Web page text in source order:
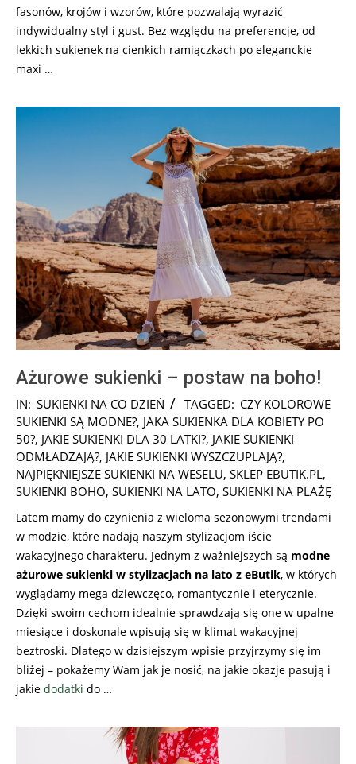
fasonów, krojów i wzorów, które pozwalają wyrazić
indywidualny styl i gust. Bez względu na preferencje, od
lekkich sukienek na cienkich ramiączkach po eleganckie
maxi …
Ażurowe sukienki – postaw na boho!
2026-
05-
13
IN: SUKIENKI NA CO DZIEŃ TAGGED: CZY KOLOROWE
SUKIENKI SĄ MODNE?, JAKA SUKIENKA DLA KOBIETY PO
50?, JAKIE SUKIENKI DLA 30 LATKI?, JAKIE SUKIENKI
ODMŁADZAJĄ?, JAKIE SUKIENKI WYSZCZUPLAJĄ?,
NAJPIĘKNIEJSZE SUKIENKI NA WESELU, SKLEP EBUTIK.PL,
SUKIENKI BOHO, SUKIENKI NA LATO, SUKIENKI NA PLAŻĘ
Latem mamy do czynienia z wieloma sezonowymi trendami
w modzie, które nadają naszym stylizacjom iście
wakacyjnego charakteru. Jednym z ważniejszych są modne
ażurowe sukienki w stylizacjach na lato z eButik, w których
wyglądamy mega dziewczęco, romantycznie i eterycznie.
Dzięki swoim cechom idealnie sprawdzają się one w upalne
miesiące i doskonale wpisują się w klimat wakacyjnej
beztroski. Dlatego w dzisiejszym wpisie przyjrzymy się im
bliżej – pokażemy Wam jak je nosić, na jakie okazje pasują i
jakie dodatki do …